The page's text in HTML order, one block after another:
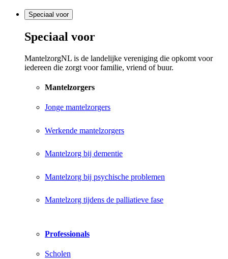
Speciaal voor
Speciaal voor
MantelzorgNL is de landelijke vereniging die opkomt voor
iedereen die zorgt voor familie, vriend of buur.
Mantelzorgers
Jonge mantelzorgers
Werkende mantelzorgers
Mantelzorg bij dementie
Mantelzorg bij psychische problemen
Mantelzorg tijdens de palliatieve fase
Professionals
Scholen